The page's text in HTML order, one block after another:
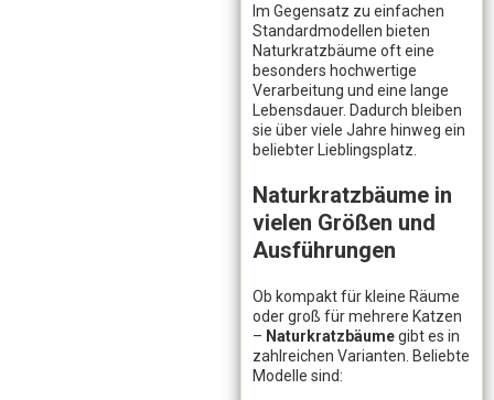
Im Gegensatz zu einfachen
Standardmodellen bieten
Naturkratzbäume oft eine
besonders hochwertige
Verarbeitung und eine lange
Lebensdauer. Dadurch bleiben
sie über viele Jahre hinweg ein
beliebter Lieblingsplatz.
Naturkratzbäume in
vielen Größen und
Ausführungen
Ob kompakt für kleine Räume
oder groß für mehrere Katzen
– Naturkratzbäumegibt es in
zahlreichen Varianten. Beliebte
Modelle sind: